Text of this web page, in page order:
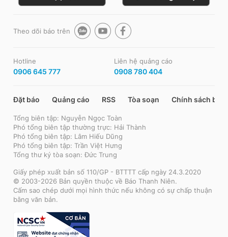
Theo dõi báo trên
Hotline
0906 645 777
Liên hệ quảng cáo
0908 780 404
Đặt báo Quảng cáo RSS Tòa soạn Chính sách bảo
Tổng biên tập: Nguyễn Ngọc Toàn
Phó tổng biên tập thường trực: Hải Thành
Phó tổng biên tập: Lâm Hiếu Dũng
Phó tổng biên tập: Trần Việt Hưng
Tổng thư ký tòa soạn: Đức Trung
Giấy phép xuất bản số 110/GP - BTTTT cấp ngày 24.3.2020
© 2003-2026 Bản quyền thuộc về Báo Thanh Niên.
Cấm sao chép dưới mọi hình thức nếu không có sự chấp thuận
bằng văn bản.